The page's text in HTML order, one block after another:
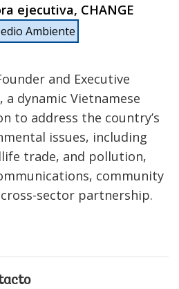
ejecutiva, CHANGE
Ambiente
and Executive
a dynamic Vietnamese
to address the country’s
issues, including
trade, and pollution,
community
sector partnership.